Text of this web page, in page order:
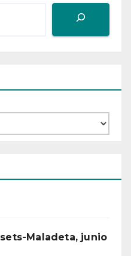
Maladeta, junio